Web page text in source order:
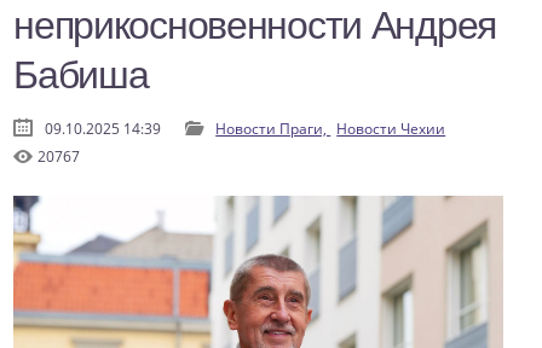
неприкосновенности Андрея
Бабиша
09.10.2025 14:39 Новости Праги, Новости Чехии
20767